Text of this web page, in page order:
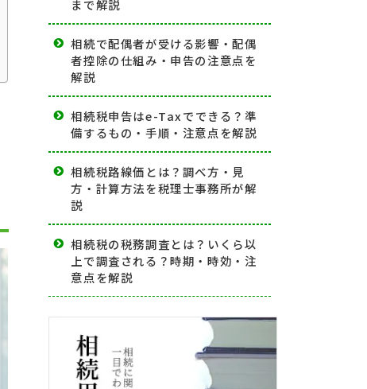
まで解説
相続で配偶者が受ける影響・配偶
者控除の仕組み・申告の注意点を
解説
相続税申告はe-Taxでできる？準
備するもの・手順・注意点を解説
相続税路線価とは？調べ方・見
方・計算方法を税理士事務所が解
説
相続税の税務調査とは？いくら以
上で調査される？時期・時効・注
意点を解説